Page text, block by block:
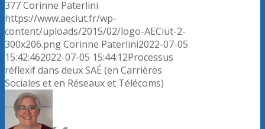
377Corinne Paterlini
https://www.aeciut.fr/wp-
content/uploads/2015/02/logo-AECiut-2-
300x206.pngCorinne Paterlini2022-07-05
15:42:462022-07-05 15:44:12Processus
réflexif dans deux SAÉ (en Carrières
Sociales et en Réseaux et Télécoms)